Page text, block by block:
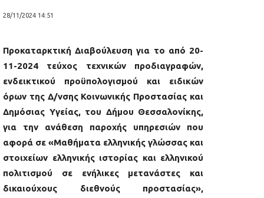
28/11/2024 14:51
Προκαταρκτική Διαβούλευσηγια το από 20-
11-2024 τεύχος τεχνικών προδιαγραφών,
ενδεικτικού προϋπολογισμού και ειδικών
όρων της Δ/νσης Κοινωνικής Προστασίας και
Δημόσιας Υγείας, του Δήμου Θεσσαλονίκης,
για την ανάθεση παροχής υπηρεσιών που
αφορά σε «Μαθήματα ελληνικής γλώσσας και
στοιχείων ελληνικής ιστορίας και ελληνικού
πολιτισμού σε ενήλικες μετανάστες και
δικαιούχους διεθνούς προστασίας»,